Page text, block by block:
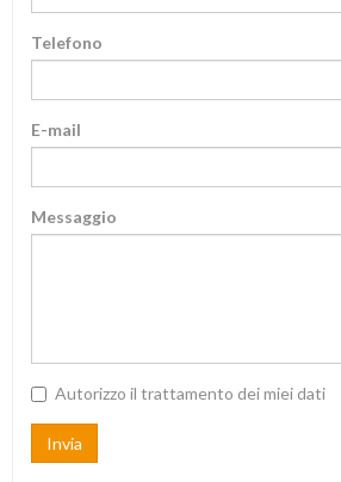
Telefono
E-mail
Messaggio
Autorizzo il trattamento dei miei dati
Invia